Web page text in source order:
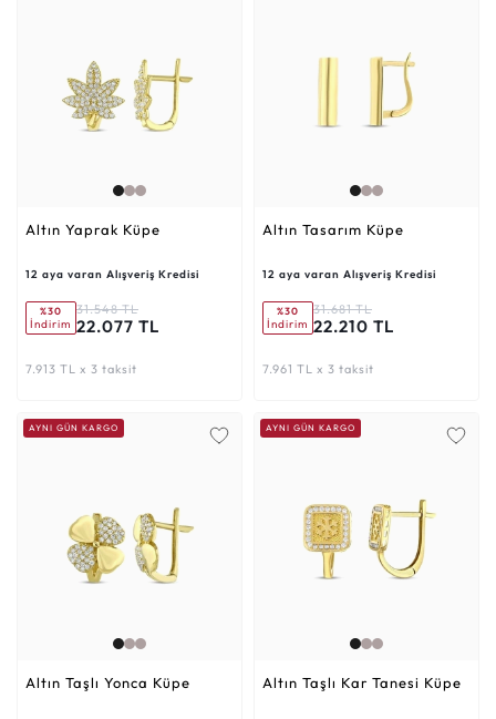
Altın Yaprak Küpe
12 aya varan Alışveriş Kredisi
%30
İndirim
31.548 TL
22.077 TL
7.913 TL x 3 taksit
Altın Tasarım Küpe
12 aya varan Alışveriş Kredisi
%30
İndirim
31.681 TL
22.210 TL
7.961 TL x 3 taksit
AYNI GÜN KARGO
Altın Taşlı Yonca Küpe
AYNI GÜN KARGO
Altın Taşlı Kar Tanesi Küpe